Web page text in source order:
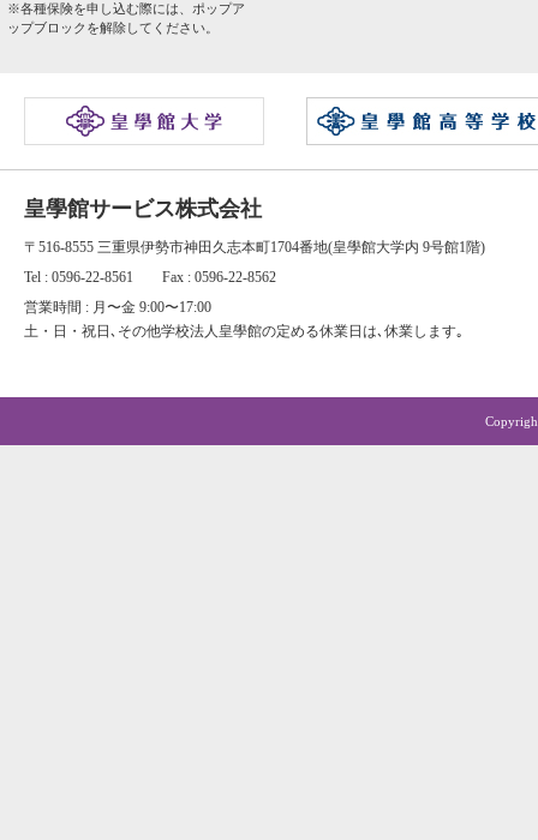
※各種保険を申し込む際には、ポップア
ップブロックを解除してください。
皇學館サービス株式会社
〒516-8555 三重県伊勢市神田久志本町1704番地(皇學館大学内 9号館1階)
Tel : 0596-22-8561 Fax : 0596-22-8562
営業時間 : 月〜金 9:00〜17:00
土・日・祝日､その他学校法人皇學館の定める休業日は､休業します｡